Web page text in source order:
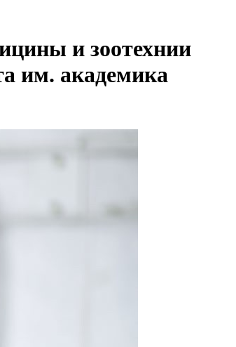
и зоотехнии
им. академика